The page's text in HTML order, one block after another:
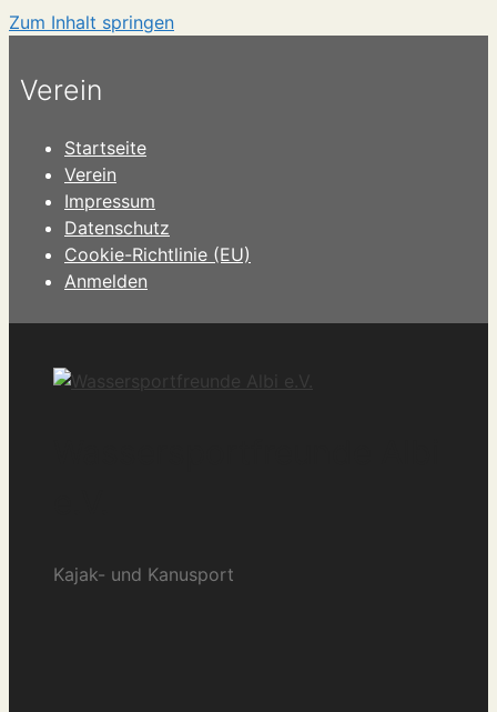
Zum Inhalt springen
Verein
Startseite
Verein
Impressum
Datenschutz
Cookie-Richtlinie (EU)
Anmelden
Kajak- und Kanusport